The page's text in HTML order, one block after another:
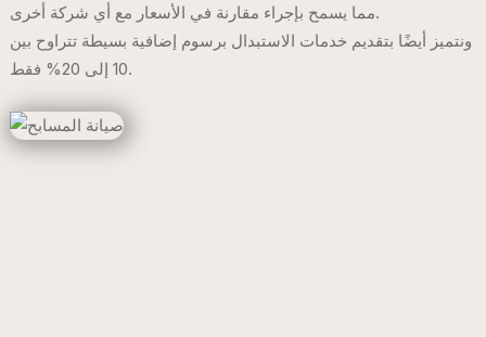
مما يسمح بإجراء مقارنة في الأسعار مع أي شركة أخرى.
ونتميز أيضًا بتقديم خدمات الاستبدال برسوم إضافية بسيطة تتراوح بين
10 إلى 20% فقط.